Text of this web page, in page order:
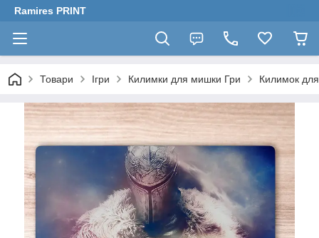
Ramires PRINT
Товари Ігри Килимки для мишки Гри Килимок